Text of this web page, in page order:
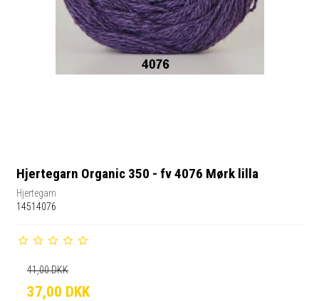
Hjertegarn Organic 350 - fv 4076 Mørk lilla
Hjertegarn
14514076
41,00 DKK
37,00 DKK